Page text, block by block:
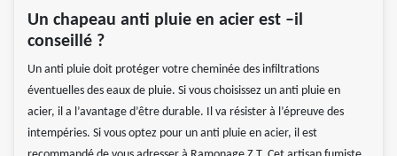
Un chapeau anti pluie en acier est –il
conseillé ?
Un anti pluie doit protéger votre cheminée des infiltrations
éventuelles des eaux de pluie. Si vous choisissez un anti pluie en
acier, il a l’avantage d’être durable. Il va résister à l’épreuve des
intempéries. Si vous optez pour un anti pluie en acier, il est